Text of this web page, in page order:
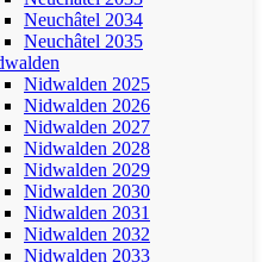
Neuchâtel 2034
Neuchâtel 2035
Nidwalden 2025
Nidwalden 2026
Nidwalden 2027
Nidwalden 2028
Nidwalden 2029
Nidwalden 2030
Nidwalden 2031
Nidwalden 2032
Nidwalden 2033